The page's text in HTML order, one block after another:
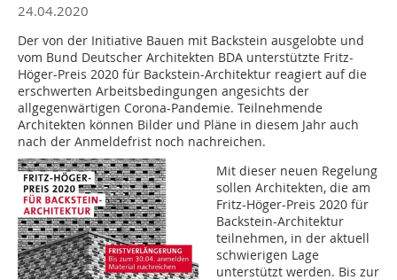
24.04.2020
Der von der Initiative Bauen mit Backstein ausgelobte und
vom Bund Deutscher Architekten BDA unterstützte Fritz-
Höger-Preis 2020 für Backstein-Architektur reagiert auf die
erschwerten Arbeitsbedingungen angesichts der
allgegenwärtigen Corona-Pandemie. Teilnehmende
Architekten können Bilder und Pläne in diesem Jahr auch
nach der Anmeldefrist noch nachreichen.
Mit dieser neuen Regelung
sollen Architekten, die am
Fritz-Höger-Preis 2020 für
Backstein-Architektur
teilnehmen, in der aktuell
schwierigen Lage
unterstützt werden. Bis zur